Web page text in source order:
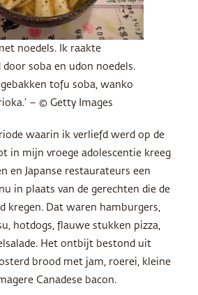
noedels. Ik raakte
door soba en udon noedels.
gebakken tofu soba, wanko
– © Getty Images
waarin ik verliefd werd op de
in mijn vroege adolescentie kreeg
en Japanse restaurateurs een
in plaats van de gerechten die de
kregen. Dat waren hamburgers,
hotdogs, flauwe stukken pizza,
Het ontbijt bestond uit
brood met jam, roerei, kleine
Canadese bacon.